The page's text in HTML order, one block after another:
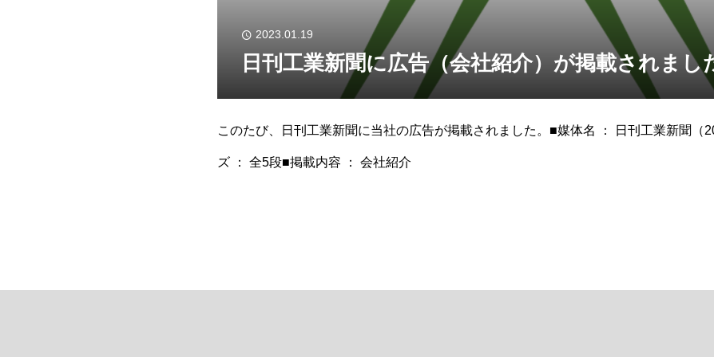
2023.01.19
日刊工業新聞に広告（会社紹介）が掲載されまし
このたび、日刊工業新聞に当社の広告が掲載されました。■媒体名 ： 日刊工業新聞（
ズ ： 全5段■掲載内容 ： 会社紹介